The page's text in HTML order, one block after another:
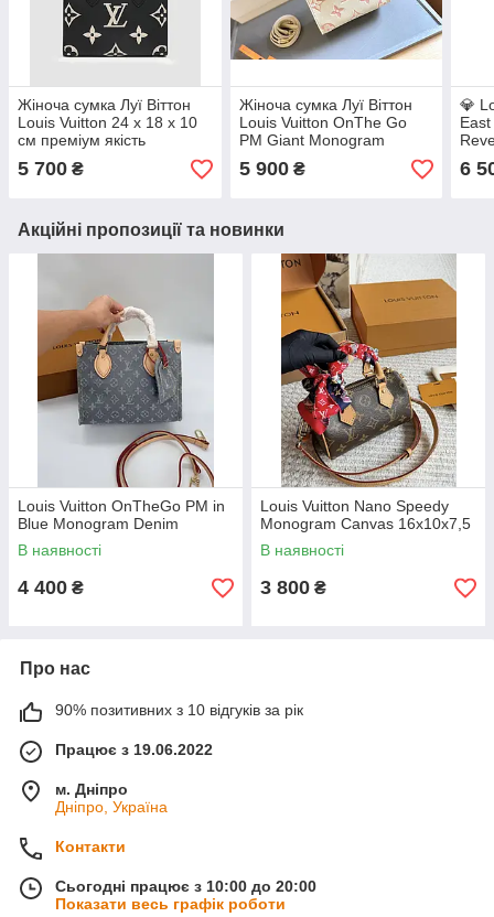
Жіноча сумка Луї Віттон
Louis Vuitton 24 х 18 х 10
см преміум якість
5 700 ₴
Жіноча сумка Луї Віттон
Louis Vuitton OnThe Go
PM Giant Monogram
Canvas Cream/Pink 18х15
преміум якість
5 900₴
💎
9 см
6
Акційні пропозиції та новинки
Louis Vuitton OnTheGo PM in
Blue Monogram Denim
В наявності
4 400 ₴
Louis Vuitton Nano Speedy
Monogram Canvas 16х10х7,5
В наявності
3 800 ₴
Про нас
90% позитивних з 10 відгуків за рік
Працює з 19.06.2022
м. Дніпро
Дніпро, Україна
Контакти
Сьогодні працює з 10:00 до 20:00
Показати весь графік роботи